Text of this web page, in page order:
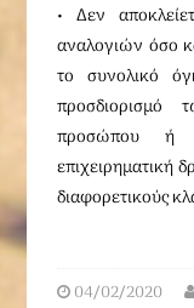
• Δεν
αναλογιών όσο
το συνολικό
προσώπου ή
επιχειρηματική
διαφορετικούς
04/02/2020